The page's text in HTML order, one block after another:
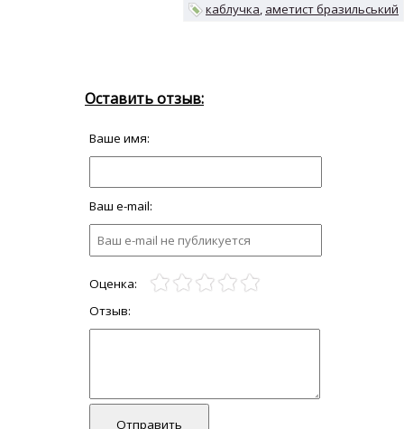
каблучка аметист бразильський